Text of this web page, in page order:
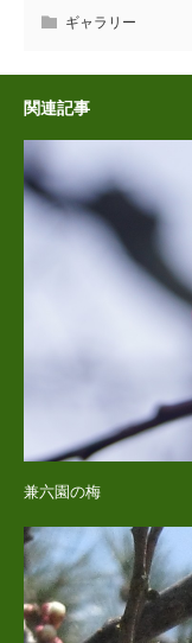
ギャラリー
関連記事
兼六園の梅